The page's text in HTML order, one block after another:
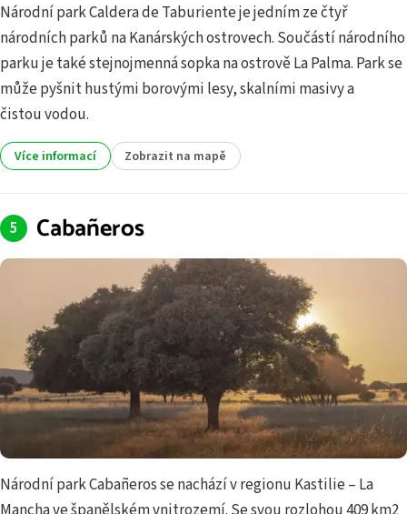
Národní park Caldera de Taburiente je jedním ze čtyř
národních parků na Kanárských ostrovech. Součástí národního
parku je také stejnojmenná sopka na ostrově La Palma. Park se
může pyšnit hustými borovými lesy, skalními masivy a
čistou vodou.
Více informací Zobrazit na mapě
Cabañeros
Národní park Cabañeros se nachází v regionu Kastilie – La